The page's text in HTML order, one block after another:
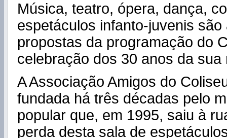
Música, teatro, ópera, dança,
espetáculos infanto-juvenis são
propostas da programação do
celebração dos 30 anos da sua
A Associação Amigos do
fundada há três décadas pelo
popular que, em 1995, saiu à
perda desta sala de